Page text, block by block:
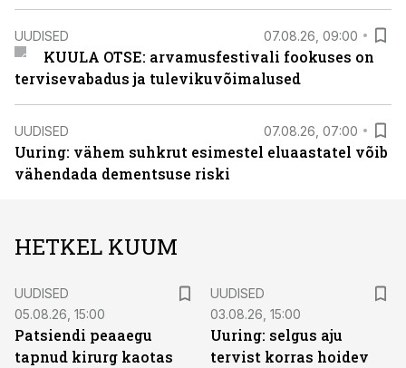
UUDISED 07.08.26, 09:00
KUULA OTSE: arvamusfestivali fookuses on
tervisevabadus ja tulevikuvõimalused
UUDISED 07.08.26, 07:00
Uuring: vähem suhkrut esimestel eluaastatel võib
vähendada dementsuse riski
HETKEL KUUM
UUDISED
05.08.26, 15:00
Patsiendi peaaegu
tapnud kirurg kaotas
UUDISED
03.08.26, 15:00
Uuring: selgus aju
tervist korras hoidev